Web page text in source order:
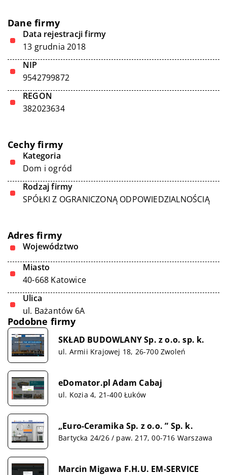
Dane firmy
Data rejestracji firmy
13 grudnia 2018
NIP
9542799872
REGON
382023634
Cechy firmy
Kategoria
Dom i ogród
Rodzaj firmy
SPÓŁKI Z OGRANICZONĄ ODPOWIEDZIALNOŚCIĄ
Adres firmy
Województwo
Miasto
40-668 Katowice
Ulica
ul. Bażantów 6A
Podobne firmy
SKŁAD BUDOWLANY Sp. z o.o. sp. k.
ul. Armii Krajowej 18, 26-700 Zwoleń
eDomator.pl Adam Cabaj
ul. Kozia 4, 21-400 Łuków
„Euro-Ceramika Sp. z o.o. ” Sp. k.
Bartycka 24/26 / paw. 217, 00-716 Warszawa
Marcin Migawa F.H.U. EM-SERVICE